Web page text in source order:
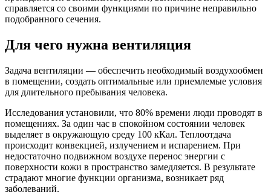
справляется со своими функциями по причине неправильно
подобранного сечения.
Для чего нужна вентиляция
Задача вентиляции — обеспечить необходимый воздухообмен
в помещении, создать оптимальные или приемлемые условия
для длительного пребывания человека.
Исследования установили, что 80% времени люди проводят в
помещениях. За один час в спокойном состоянии человек
выделяет в окружающую среду 100 кКал. Теплоотдача
происходит конвекцией, излучением и испарением. При
недостаточно подвижном воздухе перенос энергии с
поверхности кожи в пространство замедляется. В результате
страдают многие функции организма, возникает ряд
заболеваний.